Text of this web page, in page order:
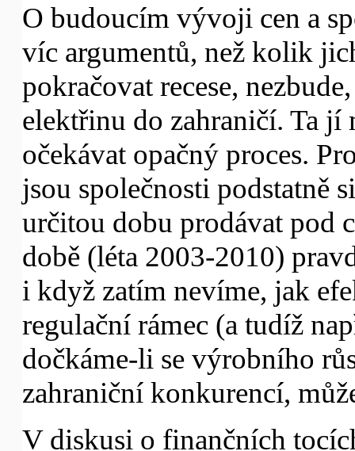
O budoucím vývoji cen a
víc argumentů, než kolik
pokračovat recese,
elektřinu do zahraničí. Ta jí
očekávat opačný proces.
jsou společnosti podstatně
určitou dobu prodávat pod
době (léta 2003-2010)
i když zatím nevíme, jak
regulační rámec (a tudíž
dočkáme-li se výrobního
zahraniční konkurencí,
V diskusi o finančních